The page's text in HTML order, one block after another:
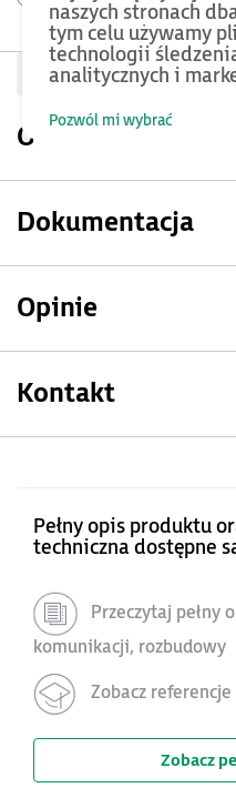
Opis produktu
Dokumentacja
Opinie
Kontakt
Pełny opis produktu
techniczna dostępne
Przeczytaj pełny
komunikacji, rozbudowy
Zobacz
Zobacz
naszych stronach
tym celu używamy
technologii
analitycznych i
Pozwól mi wybrać